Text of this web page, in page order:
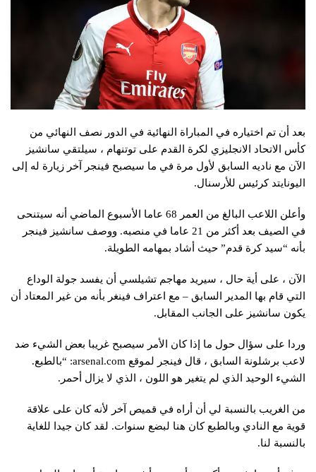
بعد أن تم اختياره في المباراة النهائية في الدور نصف النهائي من
كأس الاتحاد الانجليزي لكرة القدم على توتنهام ، سيلتقي سانشيز
الآن مع ناديه السابق لأول مرة في ما سيصبح فينجر آخر زيارة له إلى
اليونايتد كرئيس للأرسنال.
وأعلن اللاعب البالغ من العمر 68 عاما الأسبوع الماضي أنه سيتنحى
في الصيف بعد أكثر من 21 عاما في منصبه. ووصف سانشيز فينجر
بأنه “سيد كرة قدم” حيث أشاد بمهامه الطويلة.
الآن ، على أية حال ، سيريد مهاجم تشيلسي أن يفسد جولة الوداع
التي قام بها المدير السابق – مع اعتراف فينغر بأنه من غير المعتاد أن
يكون سانشيز على الجانب المقابل.
وردا على سؤال حول ما إذا كان الأمر سيصبح غريبا بعض الشيء ضد
لاعب برشلونة السابق ، قال فينجر لموقع arsenal.com: “بالطبع.
الشيء الوحيد الذي لم يتغير هو اللون ، الذي لا يزال أحمر.
من الغريب بالنسبة لي أن أراه في قميص آخر لأنه كان على علاقة
قوية مع النادي وبالطبع كان هنا لبضع سنوات. لقد كان جيدا للغاية
بالنسبة لنا.